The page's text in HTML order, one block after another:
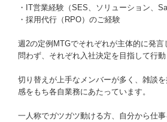
・IT営業経験（SES、ソリューション、
・採用代行（RPO）のご経験
週2の定例MTGでそれぞれが主体的に発言
問わず、それぞれ入社決定を目指して行動
切り替えが上手なメンバーが多く、雑談
感をもち各自業務にあたっています。
一人称でガツガツ動ける方、自分から仕